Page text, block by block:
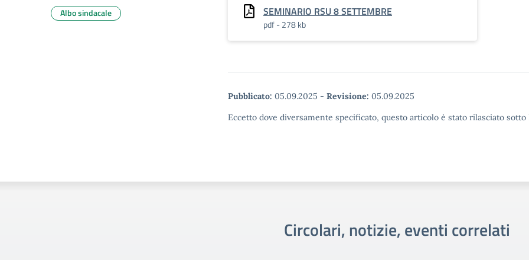
SEMINARIO RSU 8 SETTEMBRE
pdf - 278 kb
Pubblicato: 05.09.2025 - Revisione: 05.09.2025
Eccetto dove diversamente specificato, questo articolo è stato rilasciato
Albo sindacale
Circolari, notizie, eventi correlati